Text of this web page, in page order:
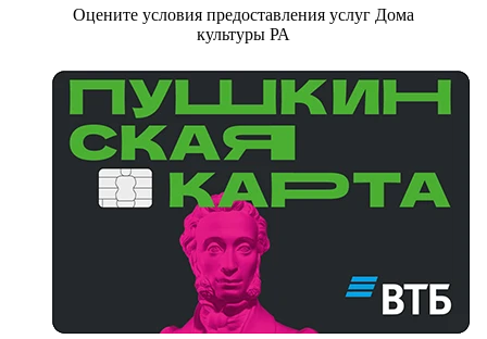
Оцените условия предоставления услуг Дома
культуры РА